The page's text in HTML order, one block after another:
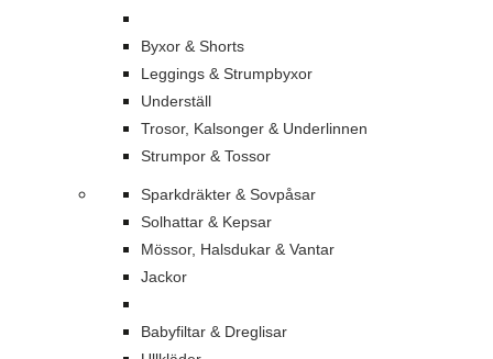
Byxor & Shorts
Leggings & Strumpbyxor
Underställ
Trosor, Kalsonger & Underlinnen
Strumpor & Tossor
Sparkdräkter & Sovpåsar
Solhattar & Kepsar
Mössor, Halsdukar & Vantar
Jackor
Babyfiltar & Dreglisar